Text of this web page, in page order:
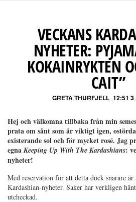
VECKANS
NYHETER:
KOKAINRYKTEN
CAIT”
GRETA THURFJELL 12:51 3
Hej och välkomna tillbaka från min
prata om sånt som är viktigt igen,
existerande sol och för mycket rosé. Jag
egnaKeeping Up With The Kardashians:
nyheter!
Med reservation för att detta dock snarare är
Kardashian-nyheter. Saker har verkligen
utcheckad.